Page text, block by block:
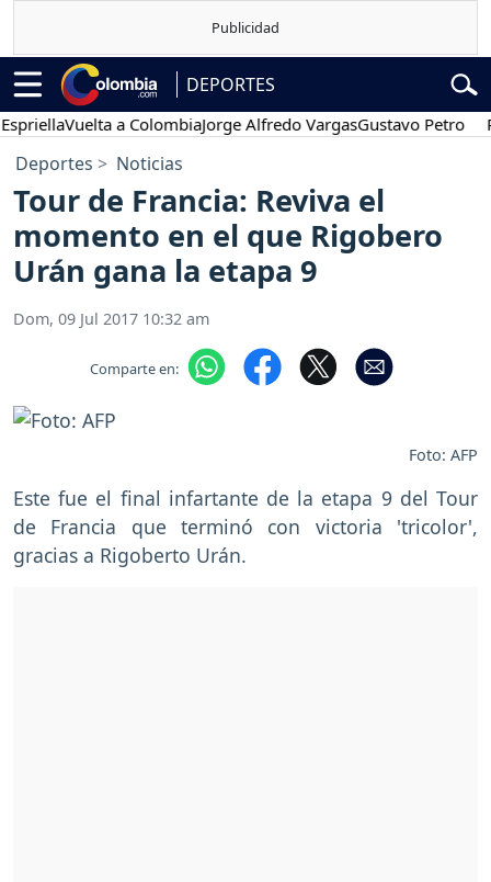
DEPORTES
Vuelta a ColombiaJorge Alfredo VargasGustavo Petro
Deportes Noticias
Tour de Francia: Reviva el
momento en el que Rigobero
Urán gana la etapa 9
Dom, 09 Jul 2017 10:32 am
Comparte en:
Foto: AFP
Este fue el final infartante de la etapa 9 del Tour
de Francia que terminó con victoria 'tricolor',
gracias a Rigoberto Urán.